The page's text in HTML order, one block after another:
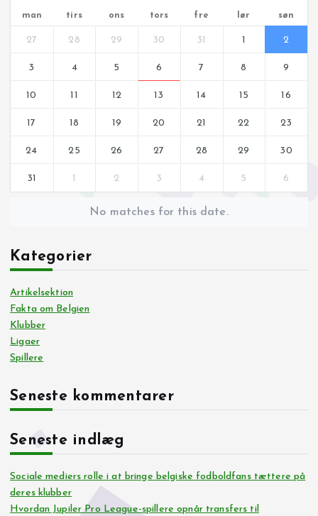
man tirs ons tors fre lør søn
27 28 29 30 31 1 2
3 4 5 6 7 8 9
10 11 12 13 14 15 16
17 18 19 20 21 22 23
24 25 26 27 28 29 30
31 1 2 3 4 5 6
No matches for this date.
Kategorier
Artikelsektion
Fakta om Belgien
Klubber
Ligaer
Spillere
Seneste kommentarer
Seneste indlæg
Sociale mediers rolle i at bringe belgiske fodboldfans tættere på
deres klubber
Hvordan Jupiler Pro League-spillere opnår transfers til